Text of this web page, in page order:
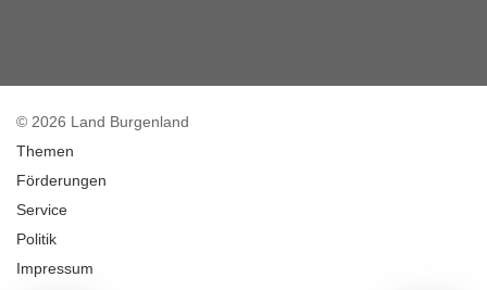
© 2026 Land Burgenland
Themen
Förderungen
Service
Politik
Impressum